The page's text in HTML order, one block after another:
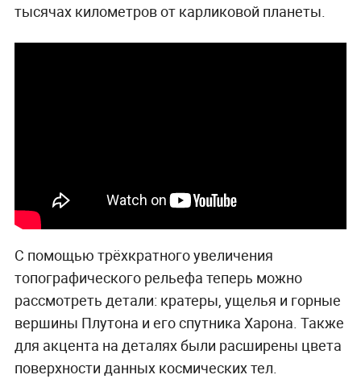
тысячах километров от карликовой планеты.
С помощью трёхкратного увеличения
топографического рельефа теперь можно
рассмотреть детали: кратеры, ущелья и горные
вершины Плутона и его спутника Харона. Также
для акцента на деталях были расширены цвета
поверхности данных космических тел.